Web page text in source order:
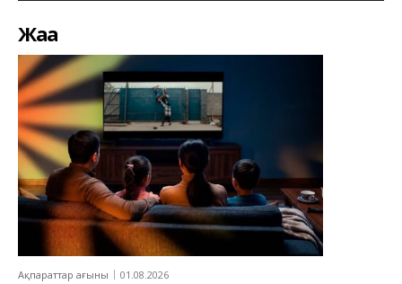
Жаңа
Ақпараттар ағыны 01.08.2026